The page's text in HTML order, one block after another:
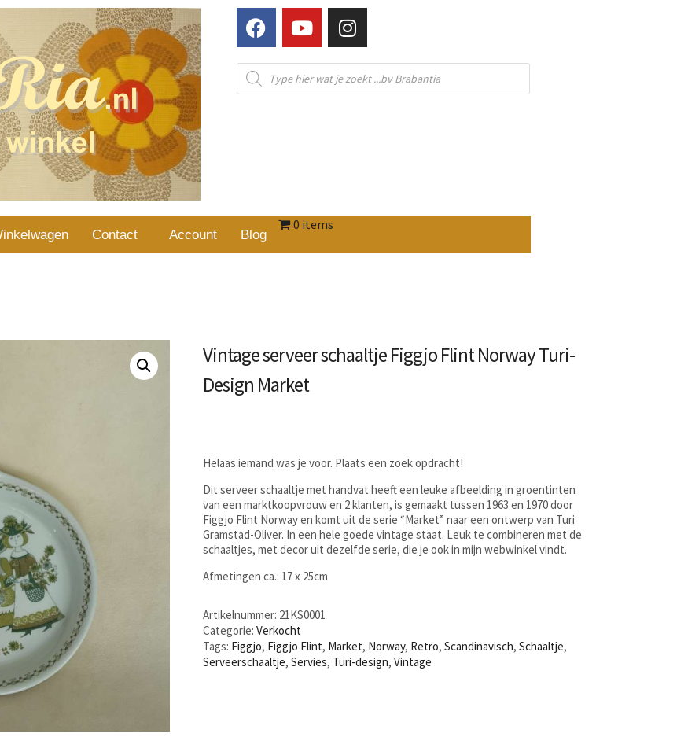
Contact Account Blog
0 items
Vintage serveer schaaltje Figgjo Flint Norway Turi-
Design Market
Helaas iemand was je voor. Plaats een zoek opdracht!
Dit serveer schaaltje met handvat heeft een leuke afbeelding in groentinten
van een marktkoopvrouw en 2 klanten, is gemaakt tussen 1963 en 1970 door
Figgjo Flint Norway en komt uit de serie “Market” naar een ontwerp van Turi
Gramstad-Oliver. In een hele goede vintage staat. Leuk te combineren met de
schaaltjes, met decor uit dezelfde serie, die je ook in mijn webwinkel vindt.
Afmetingen ca.: 17 x 25cm
Artikelnummer: 21KS0001
Categorie:Verkocht
Tags: Figgjo, Figgjo Flint, Market, Norway, Retro,Scandinavisch,Schaaltje,
Serveerschaaltje,Servies, Turi-design,Vintage